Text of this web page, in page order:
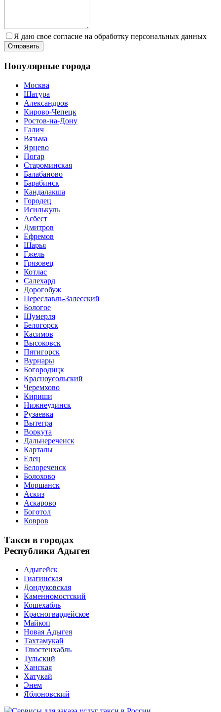
Я даю свое согласие на обработку персональных данных
Популярные города
Москва
Шатура
Александров
Кирово-Чепецк
Ростов-на-Дону
Галич
Вязьма
Ярцево
Погар
Староминская
Балабаново
Барабинск
Кандалакша
Городец
Исилькуль
Асбест
Дмитров
Ефремов
Шарья
Гжель
Грязовец
Котлас
Салехард
Дорогобуж
Переславль-Залесский
Бологое
Шумерля
Белогорск
Касимов
Высоковск
Пятигорск
Вурнары
Богородицк
Красноусольский
Черемхово
Кириши
Нижнеудинск
Рузаевка
Вытегра
Воркута
Дальнереченск
Карталы
Елец
Белореченск
Болохово
Моршанск
Аскиз
Аскарово
Боготол
Ковров
Такси в городах
Республики Адыгея
Адыгейск
Гиагинская
Дондуковская
Каменномостский
Кошехабль
Красногвардейское
Майкоп
Новая Адыгея
Тахтамукай
Тлюстенхабль
Тульский
Ханская
Хатукай
Энем
Яблоновский